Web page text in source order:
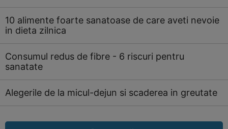
10 alimente foarte sanatoase de care aveti nevoie
in dieta zilnica
Consumul redus de fibre - 6 riscuri pentru
sanatate
Alegerile de la micul-dejun si scaderea in greutate